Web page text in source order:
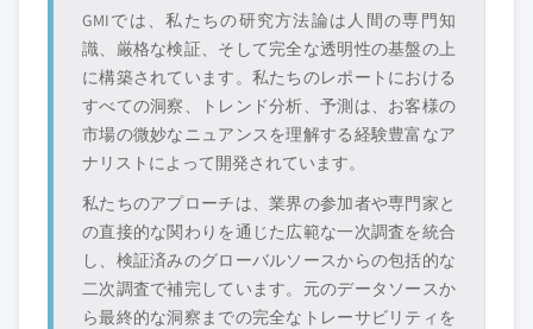
GMIでは、私たちの研究方法論は人間の専門知
識、厳格な検証、そして完全な透明性の基盤の上
に構築されています。私たちのレポートにおける
すべての洞察、トレンド分析、予測は、お客様の
市場の微妙なニュアンスを理解する経験豊富なア
ナリストによって開発されています。
私たちのアプローチは、業界の参加者や専門家と
の直接的な関わりを通じた広範な一次調査を統合
し、検証済みのグローバルソースからの包括的な
二次調査で補完しています。元のデータソースか
ら最終的な洞察までの完全なトレーサビリティを